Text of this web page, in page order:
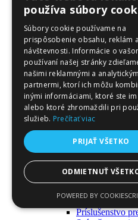
Kľúčenky
Oblečenie
Zmývateľné
Domáci majster a nástroje
Elektrické zapojenie
Časové spínače
Diferenciálne
Domové
Elektrické káble
Káble
Káblové navijáky
Monitory
Nástenné dosky
Nástroje a
Podávače
Príruby
Príslušenstvo
používa súbory
Súbory cookie používame na
prispôsobenie obsahu, reklám
návštevnosti. Informácie o
používaní našej stránky
našimi reklamnými a
partnermi, ktorí ich môžu
inými informáciami, ktoré ste
alebo ktoré zhromaždili pri
služieb. Prečítať viac
PRIJAŤ VŠETKO
ODMIETNUŤ
POWERED BY